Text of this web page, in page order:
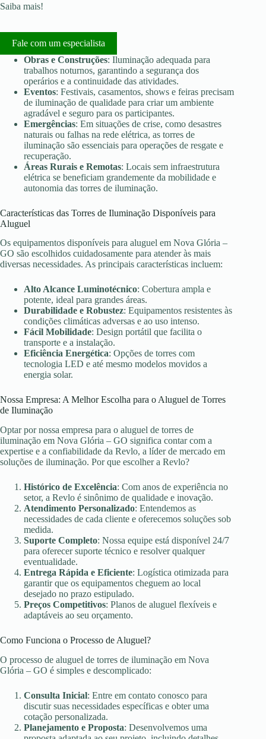
Saiba mais!
Fale com um especialista
Obras e Construções: Iluminação adequada para
trabalhos noturnos, garantindo a segurança dos
operários e a continuidade das atividades.
Eventos: Festivais, casamentos, shows e feiras precisam
de iluminação de qualidade para criar um ambiente
agradável e seguro para os participantes.
Emergências: Em situações de crise, como desastres
naturais ou falhas na rede elétrica, as torres de
iluminação são essenciais para operações de resgate e
recuperação.
Áreas Rurais e Remotas: Locais sem infraestrutura
elétrica se beneficiam grandemente da mobilidade e
autonomia das torres de iluminação.
Características das Torres de Iluminação Disponíveis para
Aluguel
Os equipamentos disponíveis para aluguel em Nova Glória –
GO são escolhidos cuidadosamente para atender às mais
diversas necessidades. As principais características incluem:
Alto Alcance Luminotécnico: Cobertura ampla e
potente, ideal para grandes áreas.
Durabilidade e Robustez: Equipamentos resistentes às
condições climáticas adversas e ao uso intenso.
Fácil Mobilidade: Design portátil que facilita o
transporte e a instalação.
Eficiência Energética: Opções de torres com
tecnologia LED e até mesmo modelos movidos a
energia solar.
Nossa Empresa: A Melhor Escolha para o Aluguel de Torres
de Iluminação
Optar por nossa empresa para o aluguel de torres de
iluminação em Nova Glória – GO significa contar com a
expertise e a confiabilidade da Revlo, a líder de mercado em
soluções de iluminação. Por que escolher a Revlo?
Histórico de Excelência: Com anos de experiência no
setor, a Revlo é sinônimo de qualidade e inovação.
Atendimento Personalizado: Entendemos as
necessidades de cada cliente e oferecemos soluções sob
medida.
Suporte Completo: Nossa equipe está disponível 24/7
para oferecer suporte técnico e resolver qualquer
eventualidade.
Entrega Rápida e Eficiente: Logística otimizada para
garantir que os equipamentos cheguem ao local
desejado no prazo estipulado.
Preços Competitivos: Planos de aluguel flexíveis e
adaptáveis ao seu orçamento.
Como Funciona o Processo de Aluguel?
O processo de aluguel de torres de iluminação em Nova
Glória – GO é simples e descomplicado:
Consulta Inicial: Entre em contato conosco para
discutir suas necessidades específicas e obter uma
cotação personalizada.
Planejamento e Proposta: Desenvolvemos uma